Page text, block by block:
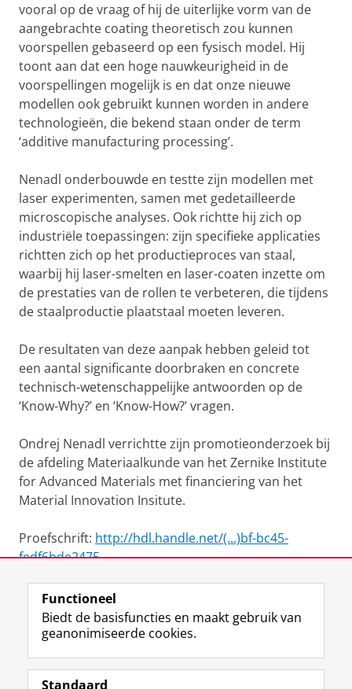
vooral op de vraag of hij de uiterlijke vorm van de
aangebrachte coating theoretisch zou kunnen
voorspellen gebaseerd op een fysisch model. Hij
toont aan dat een hoge nauwkeurigheid in de
voorspellingen mogelijk is en dat onze nieuwe
modellen ook gebruikt kunnen worden in andere
technologieën, die bekend staan onder de term
‘additive manufacturing processing’.
Nenadl onderbouwde en testte zijn modellen met
laser experimenten, samen met gedetailleerde
microscopische analyses. Ook richtte hij zich op
industriële toepassingen: zijn specifieke applicaties
richtten zich op het productieproces van staal,
waarbij hij laser-smelten en laser-coaten inzette om
de prestaties van de rollen te verbeteren, die tijdens
de staalproductie plaatstaal moeten leveren.
De resultaten van deze aanpak hebben geleid tot
een aantal significante doorbraken en concrete
technisch-wetenschappelijke antwoorden op de
‘Know-Why?’ en ‘Know-How?’ vragen.
Ondrej Nenadl verrichtte zijn promotieonderzoek bij
de afdeling Materiaalkunde van het Zernike Institute
for Advanced Materials met financiering van het
Material Innovation Insitute.
Proefschrift: http://hdl.handle.net/(...)bf-bc45-
fedf6bde2475
View this page in:English
Volg de RUG
F
a
L
i
R
S
I
n
Y
o
Functioneel
Biedt de basisfuncties en maakt gebruik van
geanonimiseerde cookies.
Standaard